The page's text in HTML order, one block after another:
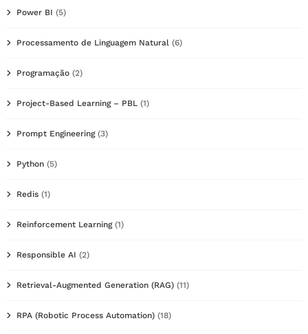
Power BI (5)
Processamento de Linguagem Natural (6)
Programação (2)
Project-Based Learning – PBL (1)
Prompt Engineering(3)
Python (5)
Redis (1)
Reinforcement Learning(1)
Responsible AI (2)
Retrieval-Augmented Generation (RAG) (11)
RPA (Robotic Process Automation) (18)